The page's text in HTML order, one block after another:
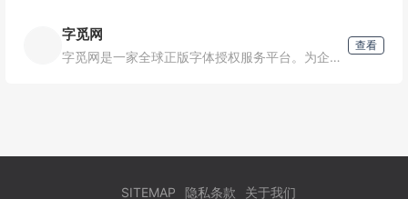
字觅网
字觅网是一家全球正版字体授权服务平台。为企业提供全球各类付费中文字体、英文字体、外文字体字库的正版可商用授权服务和免费字体的下载服务。“字觅”字面寓意：“为字体寻得正版授权”。
查看
SITEMAP 隐私条款 关于我们